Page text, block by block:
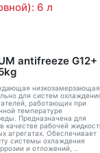
6 л
antifreeze G12+
низкозамерзающая
для систем
работающих при
температуре
Предназначена для
качестве рабочей
агрегатах. Обеспечивает
системы охлаждения
и отложений, ..